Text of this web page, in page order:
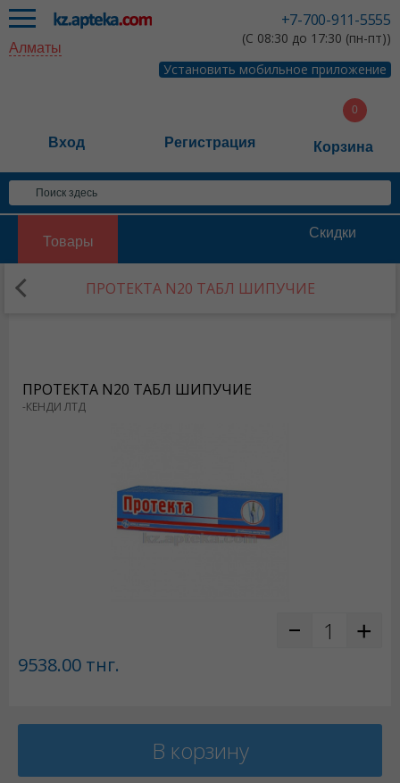
+7-700-911-5555
(С 08:30 до 17:30 (пн-пт))
Установить мобильное приложение
Алматы
Вход Регистрация Корзина
Товары
Скидки
ПРОТЕКТА N20 ТАБЛ ШИПУЧИЕ
ПРОТЕКТА N20 ТАБЛ ШИПУЧИЕ
-КЕНДИ ЛТД
9538.00 тнг.
В корзину